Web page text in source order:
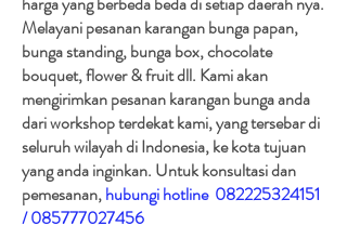
Melayani pesanan karangan bunga papan,
bunga standing, bunga box, chocolate
bouquet, flower & fruit dll. Kami akan
mengirimkan pesanan karangan bunga anda
dari workshop terdekat kami, yang tersebar di
seluruh wilayah di Indonesia, ke kota tujuan
yang anda inginkan. Untuk konsultasi dan
pemesanan,hubungi hotline 082225324151
/085777027456